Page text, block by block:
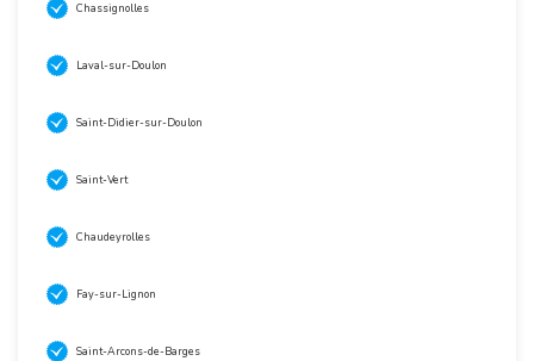
Chassignolles
Laval-sur-Doulon
Saint-Didier-sur-Doulon
Saint-Vert
Chaudeyrolles
Fay-sur-Lignon
Saint-Arcons-de-Barges